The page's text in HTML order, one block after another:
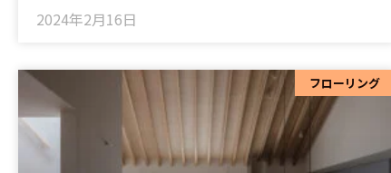
2024年2月16日
フローリング